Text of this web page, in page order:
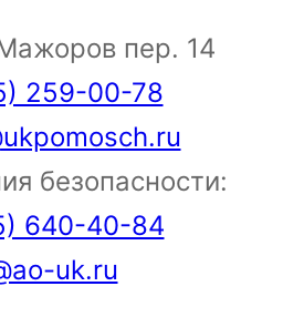
пер. 14
259-00-78
безопасности:
640-40-84
uk.ru